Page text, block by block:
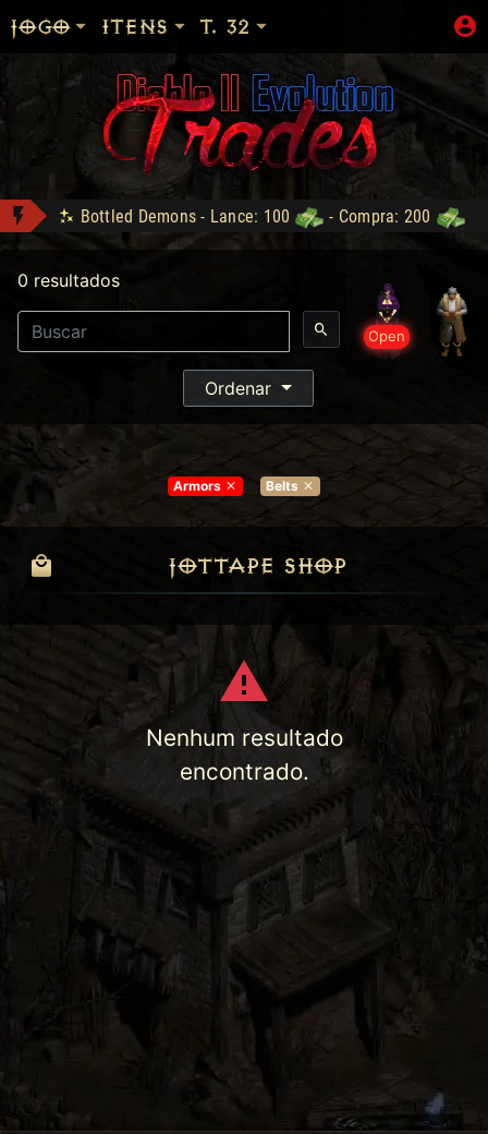
Bottled Demons - Lance: 100
- Compra: 200
LOJA_DO_FAKE conquistou Vice Baal Speed!
DM conquistou Tryhard 95!
Sanon conquistou Dark Wanderer!
War Precious - Compra: 999
Shop: "Hire do Ato 5."
Zod Stack - Compra: 800
JOGO ITENS T. 32
Open
0 resultados
Ordenar
Armors Belts
JOTTAPE SHOP
Nenhum resultado
encontrado.